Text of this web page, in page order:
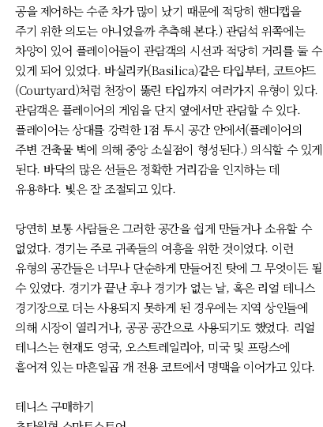
공을 제어하는 수준 차가 많이 났기 때문에 적당히 핸디캡을
주기 위한 의도는 아니었을까 추측해 본다.) 관람석 위쪽에는
차양이 있어 플레이어들이 관람객의 시선과 적당히 거리를 둘 수
있게 되어 있었다. 바실리카(Basilica)같은 타입부터, 코트야드
(Courtyard)처럼 천장이 뚫린 타입까지 여러가지 유형이 있다.
관람객은 플레이어의 게임을 단지 옆에서만 관람할 수 있다.
플레이어는 상대를 강력한 1점 투시 공간 안에서(플레이어의
주변 건축물 벽에 의해 중앙 소실점이 형성된다.) 의식할 수 있게
된다. 바닥의 많은 선들은 정확한 거리감을 인지하는 데
유용하다. 빛은 잘 조절되고 있다.
당연히 보통 사람들은 그러한 공간을 쉽게 만들거나 소유할 수
없었다. 경기는 주로 귀족들의 여흥을 위한 것이었다. 이런
유형의 공간들은 너무나 단순하게 만들어진 탓에 그 무엇이든 될
수 있었다. 경기가 끝난 후나 경기가 없는 날, 혹은 리얼 테니스
경기장으로 더는 사용되지 못하게 된 경우에는 지역 상인들에
의해 시장이 열리거나, 공공 공간으로 사용되기도 했었다. 리얼
테니스는 현재도 영국, 오스트레일리아, 미국 및 프랑스에
흩어져 있는 마흔일곱 개 전용 코트에서 명맥을 이어가고 있다.
테니스 구매하기